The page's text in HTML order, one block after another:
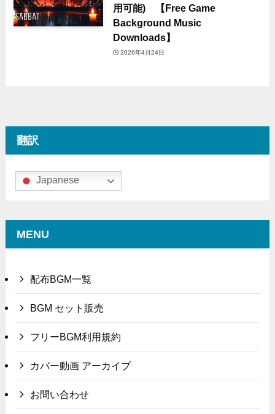
用可能) 【Free Game
Background Music
Downloads】
2026年4月24日
翻訳
Japanese
MENU
配布BGM一覧
BGM セット販売
フリーBGM利用規約
カバー動画 アーカイブ
お問い合わせ